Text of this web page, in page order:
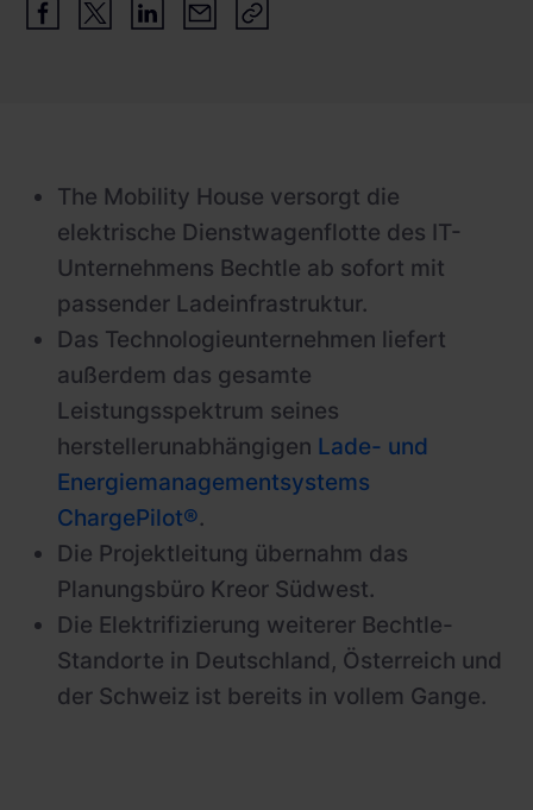
The Mobility House versorgt die
elektrische Dienstwagenflotte des IT-
Unternehmens Bechtle ab sofort mit
passender Ladeinfrastruktur.
Das Technologieunternehmen liefert
außerdem das gesamte
Leistungsspektrum seines
herstellerunabhängigen Lade- und
Energiemanagementsystems
ChargePilot®.
Die Projektleitung übernahm das
Planungsbüro Kreor Südwest.
Die Elektrifizierung weiterer Bechtle-
Standorte in Deutschland, Österreich und
der Schweiz ist bereits in vollem Gange.